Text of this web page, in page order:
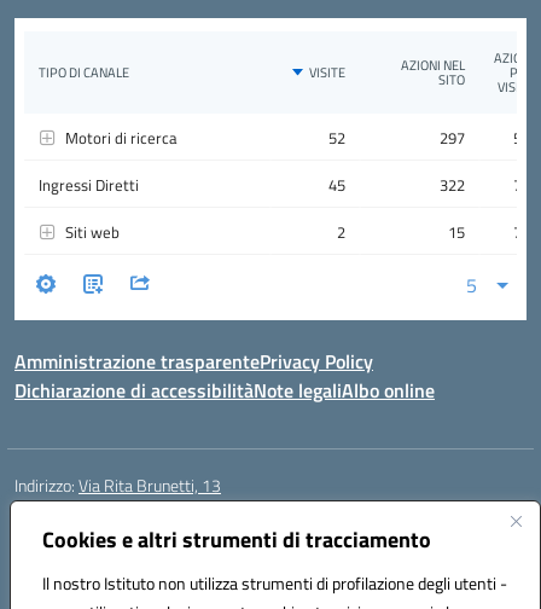
Cookies e altri strumenti di tracciamento
Il nostro Istituto non utilizza strumenti di profilazione degli utenti -
Amministrazione trasparentePrivacy Policy
Dichiarazione di accessibilitàNote legaliAlbo online
Indirizzo:Via Rita Brunetti, 13
Centralino:0650689565 Email:rmic8cw00p@istruzione.it
Posta elettronica certificata (PEC):rmic8cw00p@pec.istruzione.it
Codice fiscale: 97664620586